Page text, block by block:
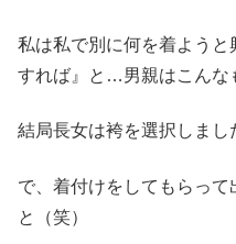
私は私で別に何を着よう
すれば』と…男親はこんな
結局長女は袴を選択しまし
で、着付けをしてもらっ
と（笑）